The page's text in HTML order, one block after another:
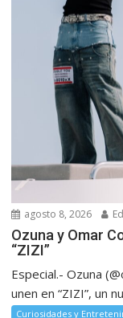
agosto 8, 2026
Ozuna y Omar
“ZIZI”
Especial.- Ozuna
unen en “ZIZI”, un
Curiosidades y